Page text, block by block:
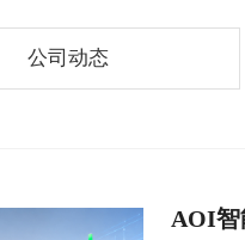
公司动态
AOI智